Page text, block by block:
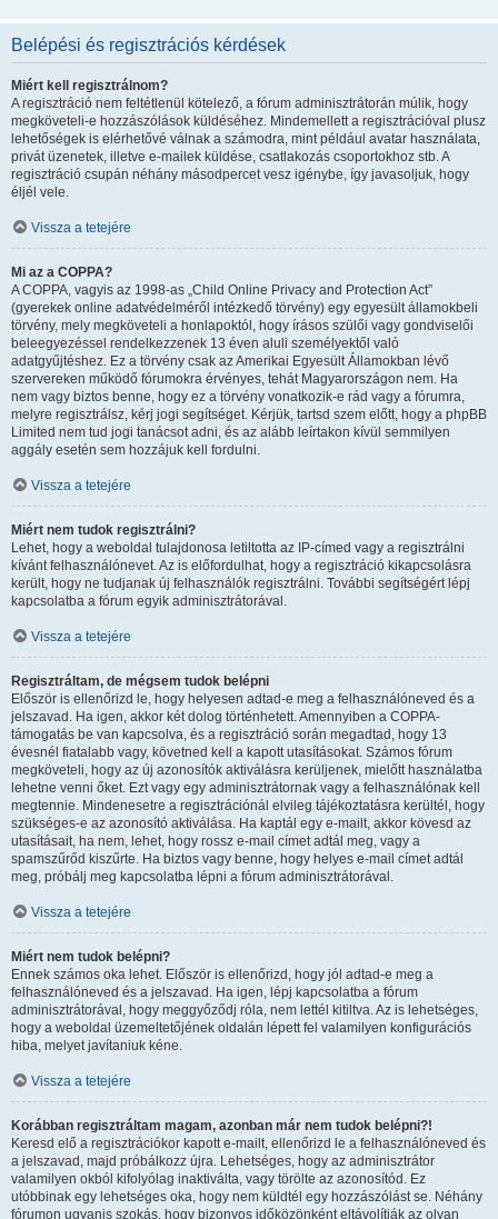
Belépési és regisztrációs kérdések
Miért kell regisztrálnom?
A regisztráció nem feltétlenül kötelező, a fórum adminisztrátorán múlik, hogy
megköveteli-e hozzászólások küldéséhez. Mindemellett a regisztrációval plusz
lehetőségek is elérhetővé válnak a számodra, mint például avatar használata,
privát üzenetek, illetve e-mailek küldése, csatlakozás csoportokhoz stb. A
regisztráció csupán néhány másodpercet vesz igénybe, így javasoljuk, hogy
éljél vele.
Vissza a tetejére
Mi az a COPPA?
A COPPA, vagyis az 1998-as „Child Online Privacy and Protection Act”
(gyerekek online adatvédelméről intézkedő törvény) egy egyesült államokbeli
törvény, mely megköveteli a honlapoktól, hogy írásos szülői vagy gondviselői
beleegyezéssel rendelkezzenek 13 éven aluli személyektől való
adatgyűjtéshez. Ez a törvény csak az Amerikai Egyesült Államokban lévő
szervereken működő fórumokra érvényes, tehát Magyarországon nem. Ha
nem vagy biztos benne, hogy ez a törvény vonatkozik-e rád vagy a fórumra,
melyre regisztrálsz, kérj jogi segítséget. Kérjük, tartsd szem előtt, hogy a phpBB
Limited nem tud jogi tanácsot adni, és az alább leírtakon kívül semmilyen
aggály esetén sem hozzájuk kell fordulni.
Vissza a tetejére
Miért nem tudok regisztrálni?
Lehet, hogy a weboldal tulajdonosa letiltotta az IP-címed vagy a regisztrálni
kívánt felhasználónevet. Az is előfordulhat, hogy a regisztráció kikapcsolásra
került, hogy ne tudjanak új felhasználók regisztrálni. További segítségért lépj
kapcsolatba a fórum egyik adminisztrátorával.
Vissza a tetejére
Regisztráltam, de mégsem tudok belépni
Először is ellenőrizd le, hogy helyesen adtad-e meg a felhasználóneved és a
jelszavad. Ha igen, akkor két dolog történhetett. Amennyiben a COPPA-
támogatás be van kapcsolva, és a regisztráció során megadtad, hogy 13
évesnél fiatalabb vagy, követned kell a kapott utasításokat. Számos fórum
megköveteli, hogy az új azonosítók aktiválásra kerüljenek, mielőtt használatba
lehetne venni őket. Ezt vagy egy adminisztrátornak vagy a felhasználónak kell
megtennie. Mindenesetre a regisztrációnál elvileg tájékoztatásra kerültél, hogy
szükséges-e az azonosító aktiválása. Ha kaptál egy e-mailt, akkor kövesd az
utasításait, ha nem, lehet, hogy rossz e-mail címet adtál meg, vagy a
spamszűrőd kiszűrte. Ha biztos vagy benne, hogy helyes e-mail címet adtál
meg, próbálj meg kapcsolatba lépni a fórum adminisztrátorával.
Vissza a tetejére
Miért nem tudok belépni?
Ennek számos oka lehet. Először is ellenőrizd, hogy jól adtad-e meg a
felhasználóneved és a jelszavad. Ha igen, lépj kapcsolatba a fórum
adminisztrátorával, hogy meggyőződj róla, nem lettél kitiltva. Az is lehetséges,
hogy a weboldal üzemeltetőjének oldalán lépett fel valamilyen konfigurációs
hiba, melyet javítaniuk kéne.
Vissza a tetejére
Korábban regisztráltam magam, azonban már nem tudok belépni?!
Keresd elő a regisztrációkor kapott e-mailt, ellenőrizd le a felhasználóneved és
a jelszavad, majd próbálkozz újra. Lehetséges, hogy az adminisztrátor
valamilyen okból kifolyólag inaktiválta, vagy törölte az azonosítód. Ez
utóbbinak egy lehetséges oka, hogy nem küldtél egy hozzászólást se. Néhány
fórumon ugyanis szokás, hogy bizonyos időközönként eltávolítják az olyan